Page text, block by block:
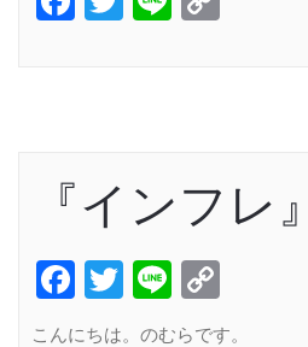
『インフレ』
Facebook
Twitter
Line
Link
こんにちは。のむらです。